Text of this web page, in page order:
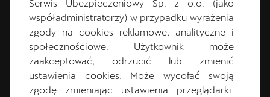
Piątek:9:00-19:00
Sobota:9:00-15:00
Niedziela:Nieczynne
Serwis Ubezpieczeniowy Sp. z o.o. (jako
współadministratorzy) w przypadku wyrażenia
zgody na cookies reklamowe, analityczne i
społecznościowe. Użytkownik może
zaakceptować, odrzucić lub zmienić
ustawienia cookies. Może wycofać swoją
zgodę zmieniając ustawienia przeglądarki.